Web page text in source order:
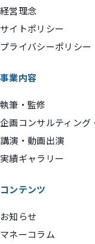
経営理念
サイトポリシー
プライバシーポリシー
事業内容
執筆・監修
企画コンサルティング
講演・動画出演
実績ギャラリー
コンテンツ
お知らせ
マネーコラム